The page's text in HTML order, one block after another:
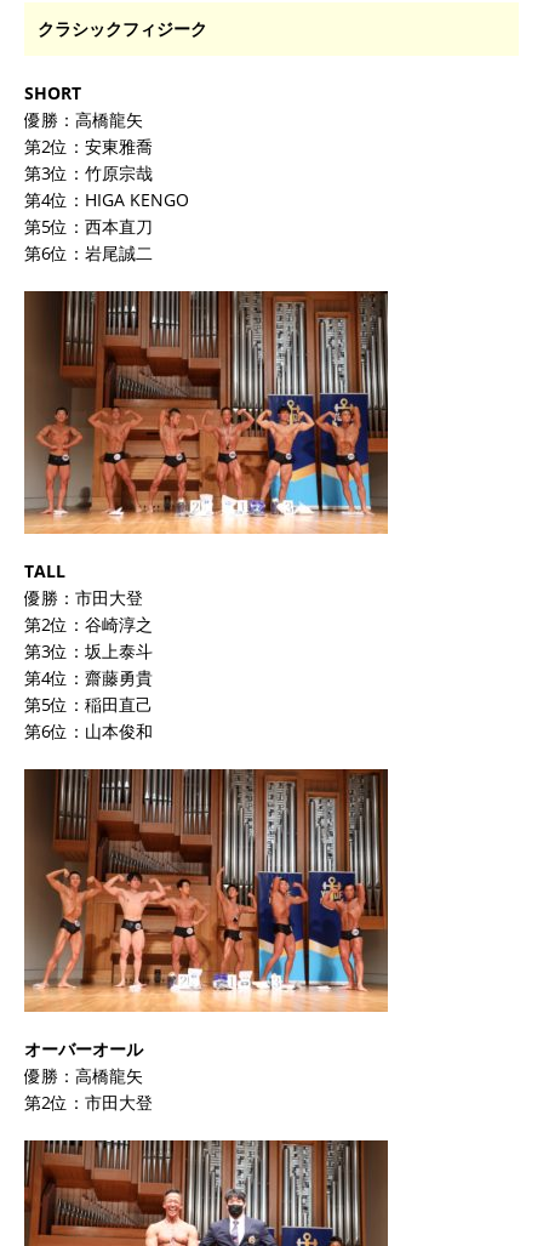
クラシックフィジーク
SHORT
優勝：高橋龍矢
第2位：安東雅喬
第3位：竹原宗哉
第4位：HIGA KENGO
第5位：西本直刀
第6位：岩尾誠二
TALL
優勝：市田大登
第2位：谷崎淳之
第3位：坂上泰斗
第4位：齋藤勇貴
第5位：稲田直己
第6位：山本俊和
オーバーオール
優勝：高橋龍矢
第2位：市田大登